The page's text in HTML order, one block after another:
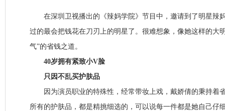
在深圳卫视播出的《辣妈学院》节目中，邀请到了明星辣
过的最会把钱花在刀刃上的明星了。很难想象，像她这样的大
气”的省钱之道。
40岁拥有紧致小V脸
只因不乱买护肤品
因为演员职业的特殊性，经常带妆上戏，戴娇倩的秉持着
所有的护肤品，都是精挑细选的，可以说每一件都是她自己仔